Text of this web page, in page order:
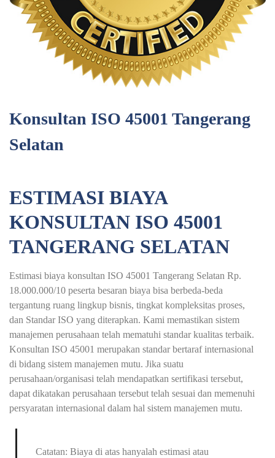
Konsultan ISO 45001 Tangerang
Selatan
ESTIMASI BIAYA
KONSULTAN ISO 45001
TANGERANG SELATAN
Estimasi biaya konsultan ISO 45001 Tangerang Selatan Rp.
18.000.000/10 peserta besaran biaya bisa berbeda-beda
tergantung ruang lingkup bisnis, tingkat kompleksitas proses,
dan Standar ISO yang diterapkan. Kami memastikan sistem
manajemen perusahaan telah mematuhi standar kualitas terbaik.
Konsultan ISO 45001 merupakan standar bertaraf internasional
di bidang sistem manajemen mutu. Jika suatu
perusahaan/organisasi telah mendapatkan sertifikasi tersebut,
dapat dikatakan perusahaan tersebut telah sesuai dan memenuhi
persyaratan internasional dalam hal sistem manajemen mutu.
Catatan: Biaya di atas hanyalah estimasi atau